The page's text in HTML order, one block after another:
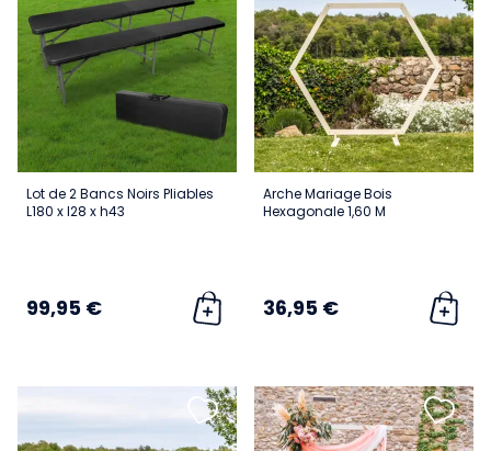
Lot de 2 Bancs Noirs Pliables
L180 x l28 x h43
99,95 €
Arche Mariage Bois
Hexagonale 1,60 M
36,95 €